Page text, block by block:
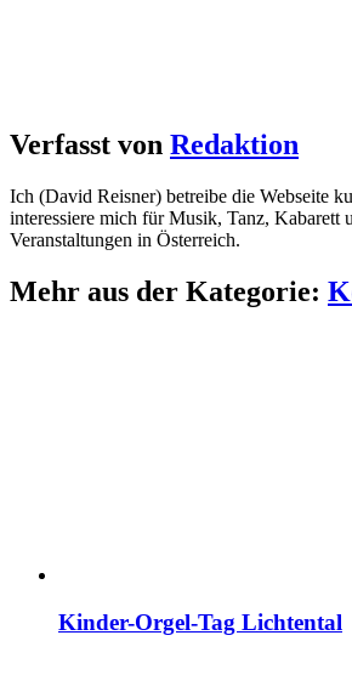
Verfasst von Redaktion
Ich (David Reisner) betreibe die Webseite
interessiere mich für Musik, Tanz, Kabarett
Veranstaltungen in Österreich.
Mehr aus der Kategorie:
Kinder-Orgel-Tag Lichtental